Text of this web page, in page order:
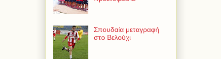
Σπουδαία μεταγραφή
στο Βελούχι